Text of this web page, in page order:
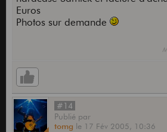
Euros
Photos sur demande
#14
Publié par
tomg le 17 Fév 2005, 10:36